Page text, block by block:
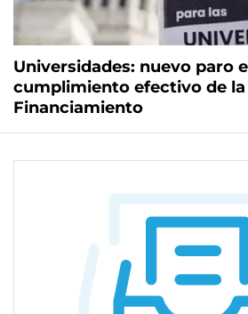
Universidades: nuevo paro
cumplimiento efectivo de la
Financiamiento